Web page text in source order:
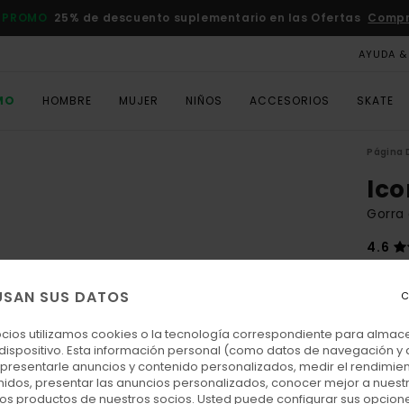
PROMO 25% de descuento suplementario en las Ofertas
AYUDA
HOMBRE MUJER NIÑOS ACCESORIOS SKATE
Página
Gorra
4.6
Color
SUS DATOS
utilizamos cookies o la tecnología correspondiente para
Esta información personal (como datos de navegación y
anuncios y contenido personalizados, medir el
presentar las anuncios personalizados, conocer mejor a
productos de nuestros socios. Usted puede configurar sus